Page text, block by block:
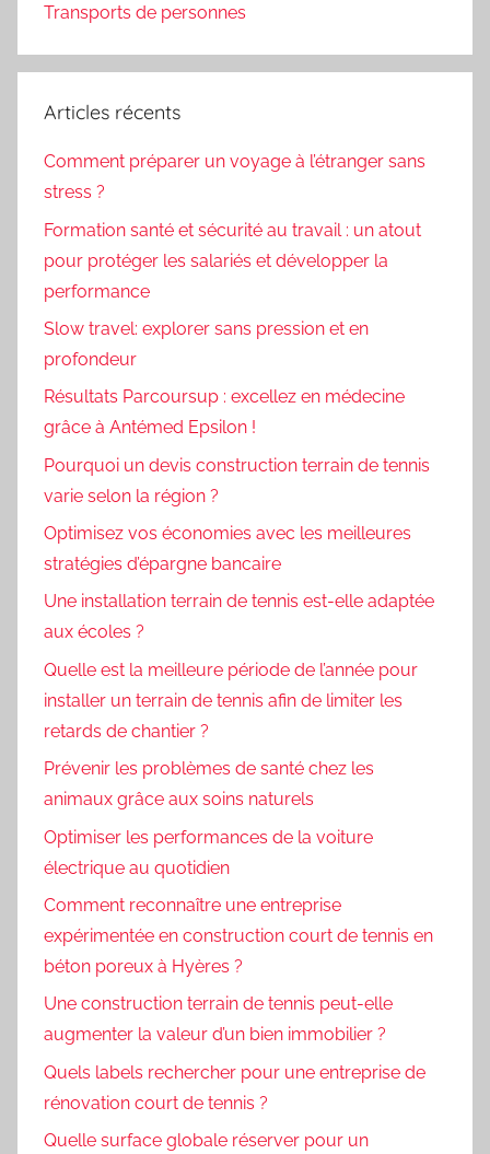
Transports de personnes
Articles récents
Comment préparer un voyage à l’étranger sans
stress ?
Formation santé et sécurité au travail : un atout
pour protéger les salariés et développer la
performance
Slow travel: explorer sans pression et en
profondeur
Résultats Parcoursup : excellez en médecine
grâce à Antémed Epsilon !
Pourquoi un devis construction terrain de tennis
varie selon la région ?
Optimisez vos économies avec les meilleures
stratégies d’épargne bancaire
Une installation terrain de tennis est-elle adaptée
aux écoles ?
Quelle est la meilleure période de l’année pour
installer un terrain de tennis afin de limiter les
retards de chantier ?
Prévenir les problèmes de santé chez les
animaux grâce aux soins naturels
Optimiser les performances de la voiture
électrique au quotidien
Comment reconnaître une entreprise
expérimentée en construction court de tennis en
béton poreux à Hyères ?
Une construction terrain de tennis peut-elle
augmenter la valeur d’un bien immobilier ?
Quels labels rechercher pour une entreprise de
rénovation court de tennis ?
Quelle surface globale réserver pour un